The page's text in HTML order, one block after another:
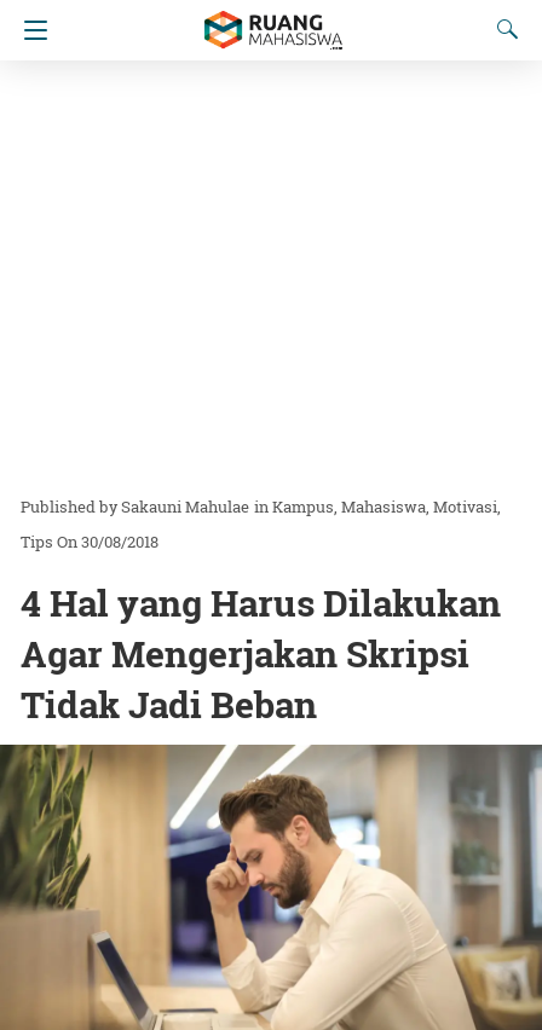
Sakauni Mahulae inKampus Mahasiswa Motivasi
Tips On 30/08/2018
4 Hal yang Harus Dilakukan
Agar Mengerjakan Skripsi
Tidak Jadi Beban